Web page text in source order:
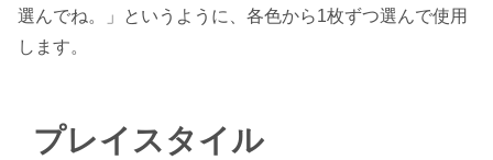
選んでね。」というように、各色から1枚ずつ選んで使用
します。
プレイスタイル